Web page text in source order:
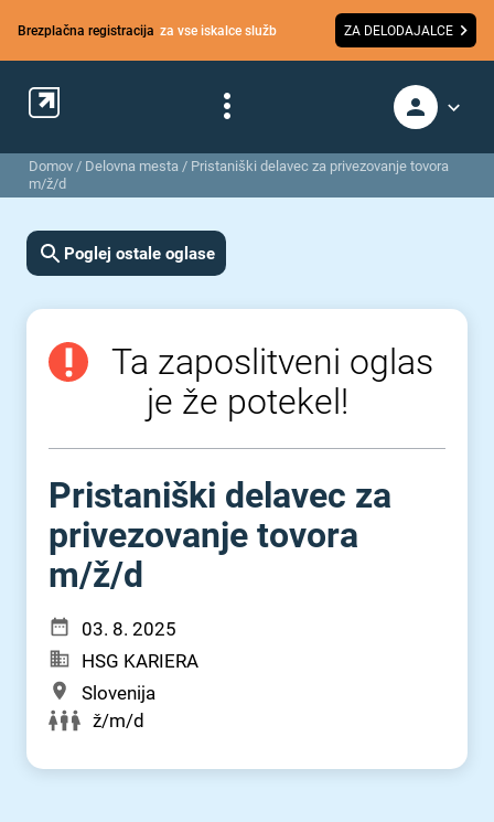
Brezplačna registracija za vse iskalce služb ZA DELODAJALCE
Domov / Delovna mesta / Pristaniški delavec za privezovanje tovora
m/ž/d
Poglej ostale oglase
Ta zaposlitveni oglas
je že potekel!
Pristaniški delavec za
privezovanje tovora
m⁠/⁠ž⁠/⁠d
03. 8. 2025
HSG KARIERA
Slovenija
ž/m/d